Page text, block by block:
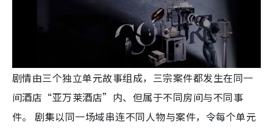
剧情由三个独立单元故事组成，三宗案件都发生在同一
间酒店“亚万莱酒店”内、但属于不同房间与不同事
件。 剧集以同一场域串连不同人物与案件，令每个单元